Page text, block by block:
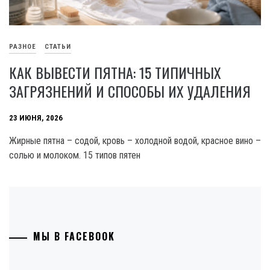
РАЗНОЕ СТАТЬИ
КАК ВЫВЕСТИ ПЯТНА: 15 ТИПИЧНЫХ
ЗАГРЯЗНЕНИЙ И СПОСОБЫ ИХ УДАЛЕНИЯ
23 ИЮНЯ, 2026
Жирные пятна – содой, кровь – холодной водой, красное вино –
солью и молоком. 15 типов пятен
МЫ В FACEBOOK